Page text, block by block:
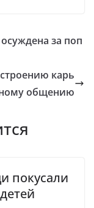
за поп
карь
общению
покусали